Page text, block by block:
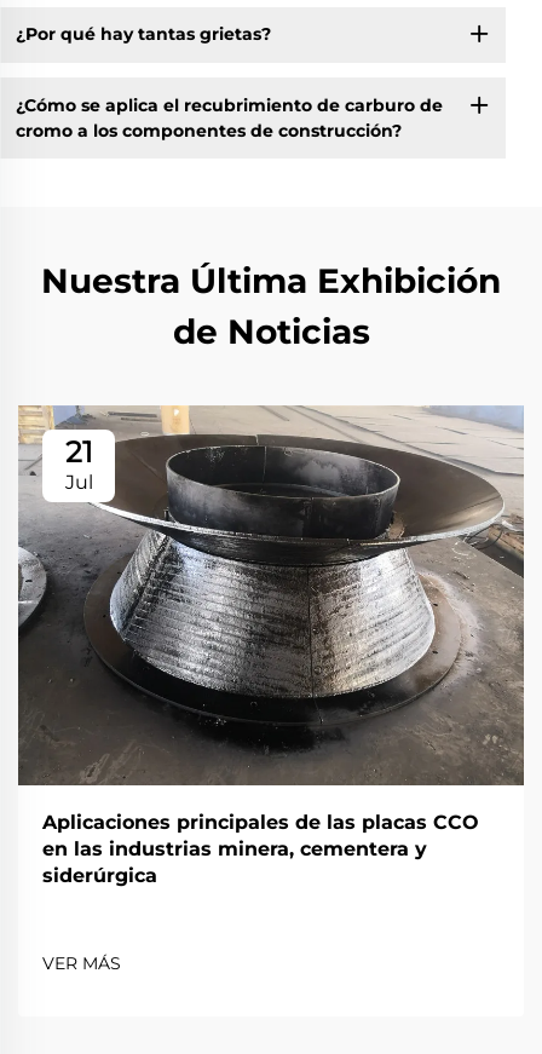
¿Por qué hay tantas grietas?
¿Cómo se aplica el recubrimiento de carburo de
cromo a los componentes de construcción?
Nuestra Última Exhibición
de Noticias
21
Jul
Aplicaciones principales de las placas CCO
en las industrias minera, cementera y
siderúrgica
VER MÁS